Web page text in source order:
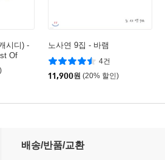
시디) -
Of
노사연 9집 - 바램
4건
11,900원 (20% 할인)
배송/반품/교환